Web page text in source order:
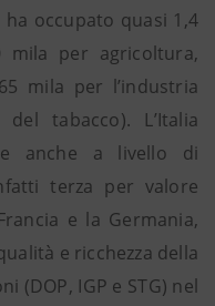
occupato quasi 1,4
mila per agricoltura,
mila per l’industria
tabacco). L’Italia
anche a livello di
terza per valore
e la Germania,
e ricchezza della
(DOP, IGP e STG) nel